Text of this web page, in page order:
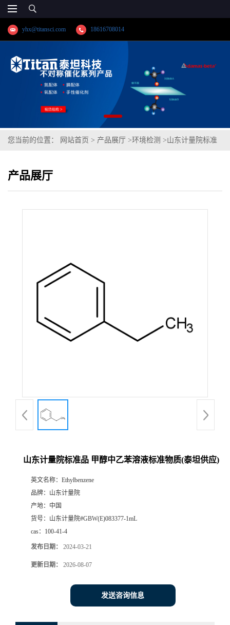
yhx@titansci.com 18616708014
您当前的位置： 网站首页 > 产品展厅 >环境检测 >山东计量院标准
产品展厅
山东计量院标准品 甲醇中乙苯溶液标准物质(泰坦供应)
英文名称： Ethylbenzene
品牌： 山东计量院
产地： 中国
货号： 山东计量院#GBW(E)083377-1mL
cas： 100-41-4
发布日期： 2024-03-21
更新日期： 2026-08-07
发送咨询信息